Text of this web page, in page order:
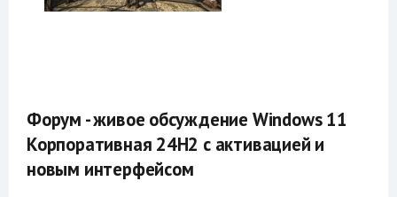
Форум - живое обсуждение Windows 11
Корпоративная 24H2 с активацией и
новым интерфейсом